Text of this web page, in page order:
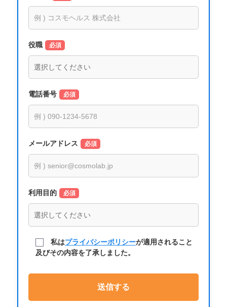
役職 必須
電話番号 必須
メールアドレス 必須
利用目的 必須
私はプライバシーポリシーが適用されること
及びその内容を了承しました。